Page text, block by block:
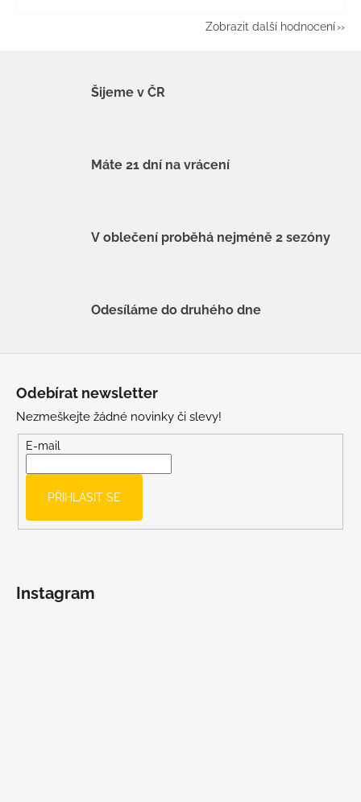
Zobrazit další hodnocení
Šijeme v ČR
Máte 21 dní na vrácení
V oblečení proběhá nejméně 2 sezóny
Odesíláme do druhého dne
Odebírat newsletter
Nezmeškejte žádné novinky či slevy!
E-mail
PŘIHLÁSIT SE
Instagram